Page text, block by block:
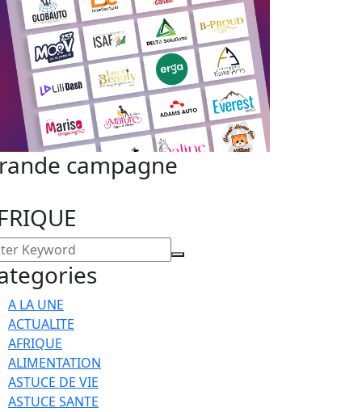
campagne
A LA UNE
ACTUALITE
AFRIQUE
ALIMENTATION
ASTUCE DE VIE
ASTUCE SANTE